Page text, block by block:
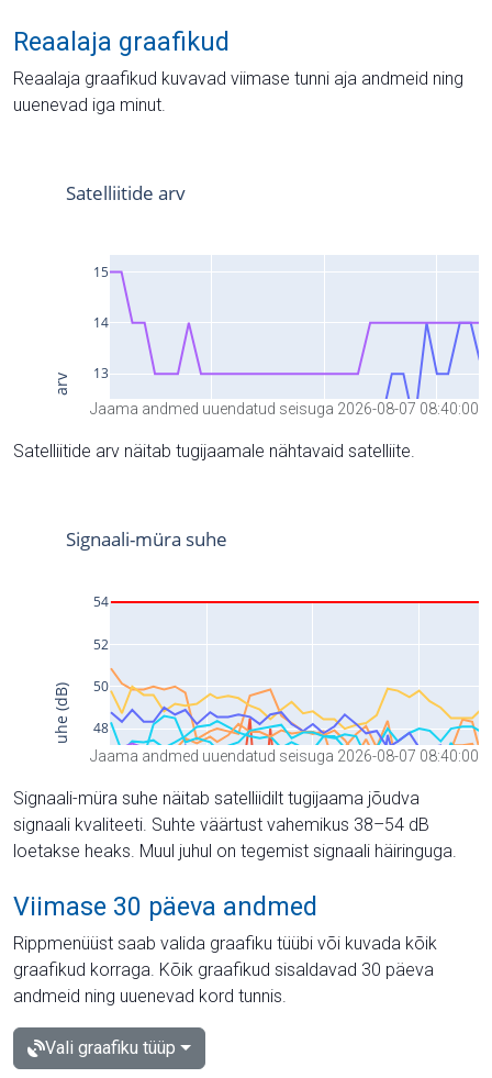
Reaalaja graafikud
Reaalaja graafikud kuvavad viimase tunni aja andmeid ning
uuenevad iga minut.
Jaama andmed uuendatud seisuga 2026-08-07 08:40:00
Satelliitide arv näitab tugijaamale nähtavaid satelliite.
Jaama andmed uuendatud seisuga 2026-08-07 08:40:00
Signaali-müra suhe näitab satelliidilt tugijaama jõudva
signaali kvaliteeti. Suhte väärtust vahemikus 38–54 dB
loetakse heaks. Muul juhul on tegemist signaali häiringuga.
Viimase 30 päeva andmed
Rippmenüüst saab valida graafiku tüübi või kuvada kõik
graafikud korraga. Kõik graafikud sisaldavad 30 päeva
andmeid ning uuenevad kord tunnis.
Vali graafiku tüüp